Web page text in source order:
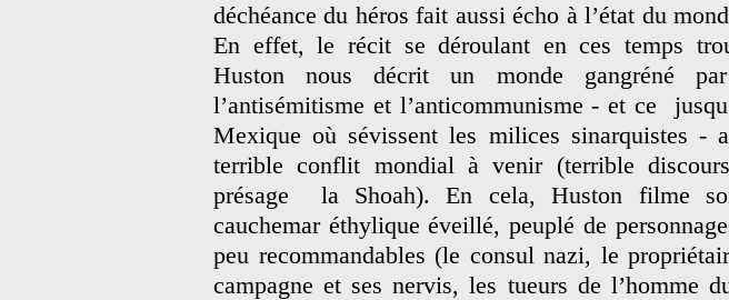
déchéance du héros fait aussi écho à l’état du
En effet, le récit se déroulant en ces temps
Huston nous décrit un monde gangréné
l’antisémitisme et l’anticommunisme - et ce
Mexique où sévissent les milices sinarquistes -
terrible conflit mondial à venir (terrible
présage la Shoah). En cela, Huston filme
cauchemar éthylique éveillé, peuplé de
peu recommandables (le consul nazi, le
campagne et ses nervis, les tueurs de l’homme